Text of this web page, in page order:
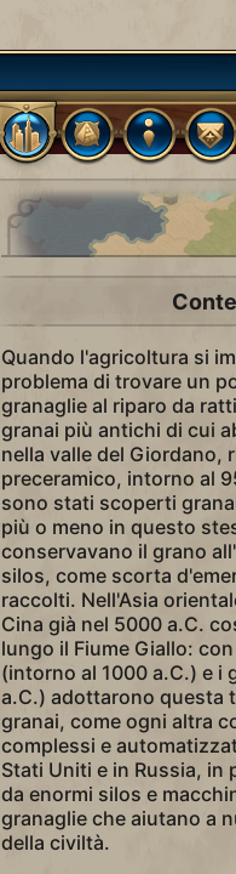
Quando l'agricoltura si
problema di trovare un
granaglie al riparo da
granai più antichi di cui
nella valle del Giordano,
preceramico, intorno al
sono stati scoperti
più o meno in questo
conservavano il grano
silos, come scorta
raccolti. Nell'Asia
Cina già nel 5000 a.C.
lungo il Fiume Giallo:
(intorno al 1000 a.C.) e i
a.C.) adottarono questa
granai, come ogni altra
complessi e
Stati Uniti e in Russia,
da enormi silos e
granaglie che aiutano a
della civiltà.